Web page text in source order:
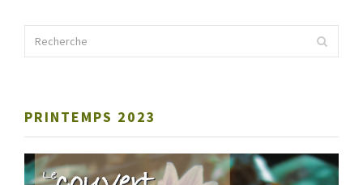
PRINTEMPS 2023